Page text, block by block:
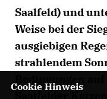
Saalfeld) und
Weise bei der
ausgiebigen
strahlendem
Cookie Hinweis